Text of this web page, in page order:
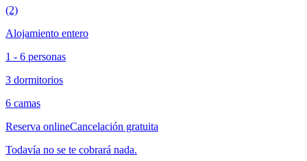
(2)
Alojamiento entero
1 - 6 personas
3 dormitorios
6 camas
Reserva onlineCancelación gratuita
Todavía no se te cobrará nada.